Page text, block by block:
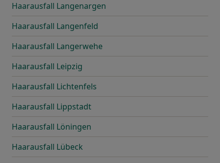
Haarausfall Langenargen
Haarausfall Langenfeld
Haarausfall Langerwehe
Haarausfall Leipzig
Haarausfall Lichtenfels
Haarausfall Lippstadt
Haarausfall Löningen
Haarausfall Lübeck